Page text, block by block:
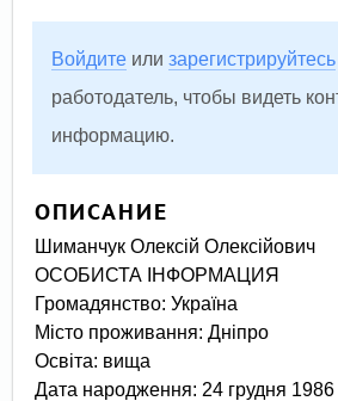
Войдите илизарегистрируйтесь
работодатель, чтобы видеть
информацию.
ОПИСАНИЕ
Шиманчук Олексій Олексійович
ОСОБИСТА ІНФОРМАЦИЯ
Громадянство: Україна
Місто проживання: Дніпро
Освіта: вища
Дата народження: 24 грудня 1986